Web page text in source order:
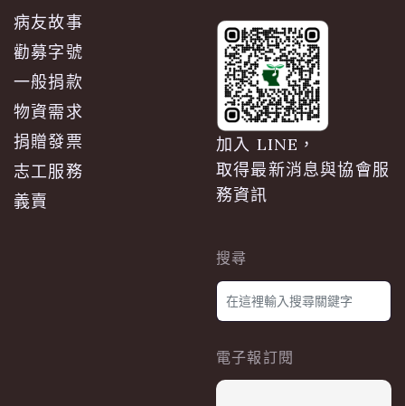
病友故事
勸募字號
一般捐款
物資需求
捐贈發票
志工服務
義賣
加入 LINE，
取得最新消息與協會服
務資訊
搜尋
電子報訂閱